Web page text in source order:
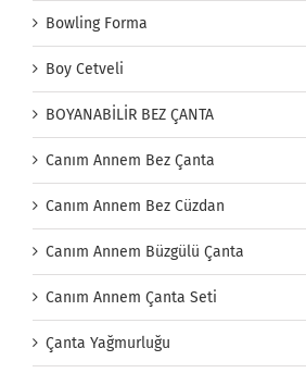
Bowling Forma
Boy Cetveli
BOYANABİLİR BEZ ÇANTA
Canım Annem Bez Çanta
Canım Annem Bez Cüzdan
Canım Annem Büzgülü Çanta
Canım Annem Çanta Seti
Çanta Yağmurluğu